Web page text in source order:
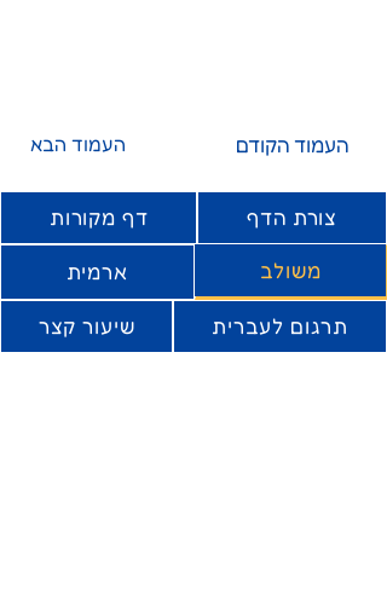
העמוד הבא העמוד הקודם
צורת הדף דף מקורות
משולב ארמית
תרגום לעברית שיעור קצר